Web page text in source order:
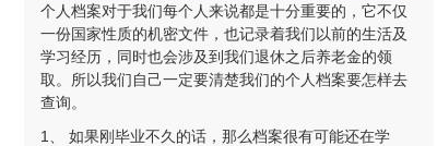
个人档案对于我们每个人来说都是十分重要的，它不仅
一份国家性质的机密文件，也记录着我们以前的生活及
学习经历，同时也会涉及到我们退休之后养老金的领
取。所以我们自己一定要清楚我们的个人档案要怎样去
查询。
1、 如果刚毕业不久的话，那么档案很有可能还在学